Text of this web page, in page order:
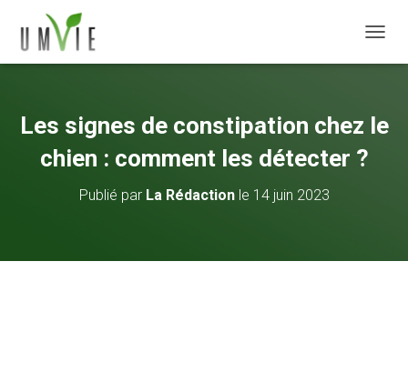
Les signes de constipation chez le
chien : comment les détecter ?
Publié par La Rédactionle 14 juin 2023